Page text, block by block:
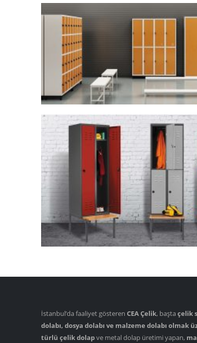
İstanbul’da faaliyet gösteren CEA Çelik, başta çelik
dolabı, dosya dolabı ve malzeme dolabı olmak
türlü çelik dolapve metal dolap üretimi yapan,